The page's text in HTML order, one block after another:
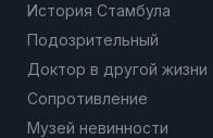
История Стамбула
Подозрительный
Доктор в другой жизни
Сопротивление
Музей невинности